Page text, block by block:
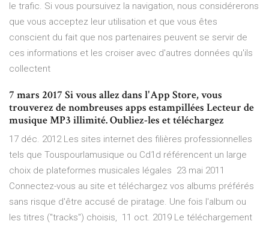
le trafic. Si vous poursuivez la navigation, nous considérerons
que vous acceptez leur utilisation et que vous êtes
conscient du fait que nos partenaires peuvent se servir de
ces informations et les croiser avec d'autres données qu'ils
collectent
7 mars 2017 Si vous allez dans l'App Store, vous
trouverez de nombreuses apps estampillées Lecteur de
musique MP3 illimité. Oubliez-les et téléchargez
17 déc. 2012 Les sites internet des filières professionnelles
tels que Touspourlamusique ou Cd1d référencent un large
choix de plateformes musicales légales 23 mai 2011
Connectez-vous au site et téléchargez vos albums préférés
sans risque d'être accusé de piratage. Une fois l'album ou
les titres ("tracks") choisis, 11 oct. 2019 Le téléchargement